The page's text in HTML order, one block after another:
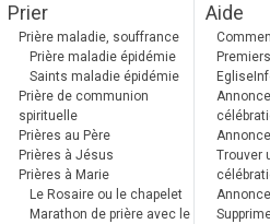
Prier
Prière maladie, souffrance
Prière maladie épidémie
Saints maladie épidémie
Prière de communion
spirituelle
Prières au Père
Prières à Jésus
Prières à Marie
Le Rosaire ou le chapelet
Marathon de prière avec le
Aide
Trouver